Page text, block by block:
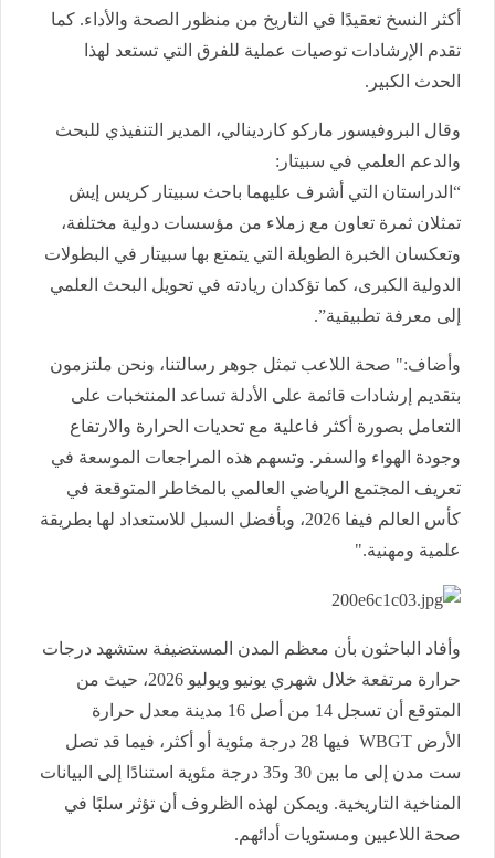
أكثر النسخ تعقيدًا في التاريخ من منظور الصحة والأداء. كما
تقدم الإرشادات توصيات عملية للفرق التي تستعد لهذا
الحدث الكبير.
وقال البروفيسور ماركو كاردينالي، المدير التنفيذي للبحث
والدعم العلمي في سبيتار:
“الدراستان التي أشرف عليهما باحث سبيتار كريس إيش
تمثلان ثمرة تعاون مع زملاء من مؤسسات دولية مختلفة،
وتعكسان الخبرة الطويلة التي يتمتع بها سبيتار في البطولات
الدولية الكبرى، كما تؤكدان ريادته في تحويل البحث العلمي
إلى معرفة تطبيقية”.
وأضاف:" صحة اللاعب تمثل جوهر رسالتنا، ونحن ملتزمون
بتقديم إرشادات قائمة على الأدلة تساعد المنتخبات على
التعامل بصورة أكثر فاعلية مع تحديات الحرارة والارتفاع
وجودة الهواء والسفر. وتسهم هذه المراجعات الموسعة في
تعريف المجتمع الرياضي العالمي بالمخاطر المتوقعة في
كأس العالم فيفا 2026، وبأفضل السبل للاستعداد لها بطريقة
علمية ومهنية."
وأفاد الباحثون بأن معظم المدن المستضيفة ستشهد درجات
حرارة مرتفعة خلال شهري يونيو ويوليو 2026، حيث من
المتوقع أن تسجل 14 من أصل 16 مدينة معدل حرارة
الأرض WBGT فيها 28 درجة مئوية أو أكثر، فيما قد تصل
ست مدن إلى ما بين 30 و35 درجة مئوية استنادًا إلى البيانات
المناخية التاريخية. ويمكن لهذه الظروف أن تؤثر سلبًا في
صحة اللاعبين ومستويات أدائهم.